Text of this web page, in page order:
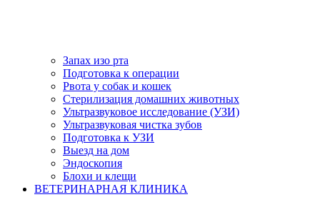
Запах изо рта
Подготовка к операции
Рвота у собак и кошек
Стерилизация домашних животных
Ультразвуковое исследование (УЗИ)
Ультразвуковая чистка зубов
Подготовка к УЗИ
Выезд на дом
Эндоскопия
Блохи и клещи
ВЕТЕРИНАРНАЯ КЛИНИКА